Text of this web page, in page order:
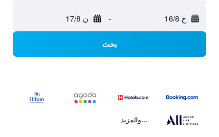
ح 16/8 - ن 17/8
بحث
...والمزيد